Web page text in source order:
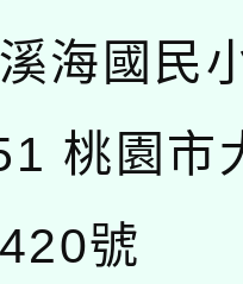
海國民
桃園市
號